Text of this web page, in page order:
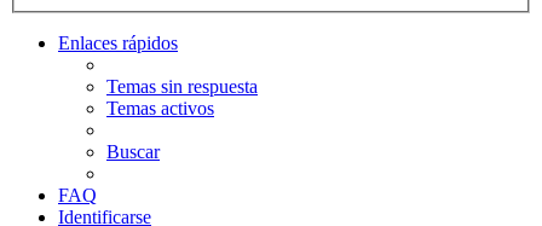
Enlaces rápidos
Temas sin respuesta
Temas activos
Buscar
FAQ
Identificarse